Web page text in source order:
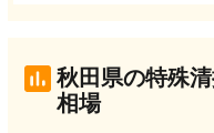
秋田県の特殊
相場